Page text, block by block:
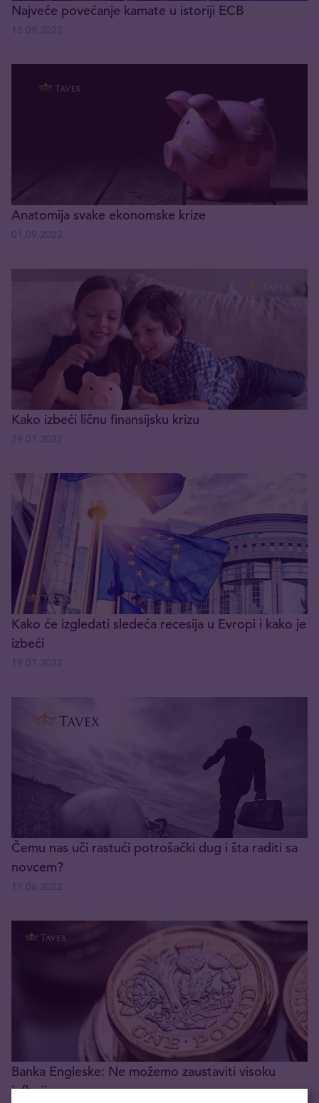
Najveće povećanje kamate u istoriji ECB
Anatomija svake ekonomske krize
Kako izbeći ličnu finansijsku krizu
Kako će izgledati sledeća recesija u Evropi i kako je
izbeći
Čemu nas uči rastući potrošački dug i šta raditi sa
novcem?
Banka Engleske: Ne možemo zaustaviti visoku
inflaciju